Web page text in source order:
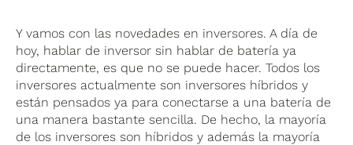
Y vamos con las novedades en inversores. A día de
hoy, hablar de inversor sin hablar de batería ya
directamente, es que no se puede hacer. Todos los
inversores actualmente son inversores híbridos y
están pensados ya para conectarse a una batería de
una manera bastante sencilla. De hecho, la mayoría
de los inversores son híbridos y además la mayoría